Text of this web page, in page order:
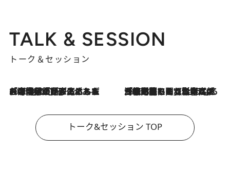
TALK & SESSION
トーク＆セッション
2026.8.3
「今後値上げがあるとすれば…」「リスクがあるのは今年の冬」エネルギー専門家が語る、ホルムズ海峡封鎖が家庭にもたらす“ある心配” 2026.8.3
「住宅建てられない…」「サーチャージ料の高値が続いている」ホルムズ海峡封鎖による影響はいつまで続く？《エネルギー専門家に聞く“どうなる日本の暮らし”》
トーク&セッション TOP